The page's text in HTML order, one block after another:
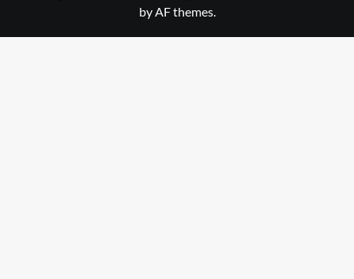
by AF themes.